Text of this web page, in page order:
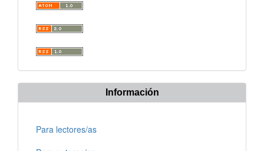
Información
Para lectores/as